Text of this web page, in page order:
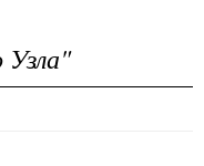
Узла"